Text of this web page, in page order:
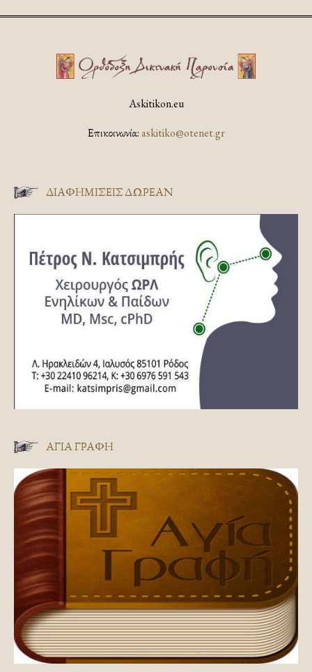
Askitikon.eu
Επικοινωνία:askitiko@otenet.gr
ΔΙΑΦΗΜΊΣΕΙΣ ΔΩΡΕΆΝ
ΑΓΊΑ ΓΡΑΦΉ